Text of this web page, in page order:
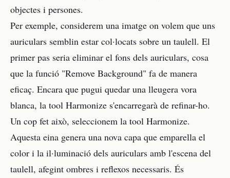
objectes i persones.
Per exemple, considerem una imatge on volem que uns
auriculars semblin estar col·locats sobre un taulell. El
primer pas seria eliminar el fons dels auriculars, cosa
que la funció "Remove Background" fa de manera
eficaç. Encara que pugui quedar una lleugera vora
blanca, la tool Harmonize s'encarregarà de refinar-ho.
Un cop fet això, seleccionem la tool Harmonize.
Aquesta eina genera una nova capa que emparella el
color i la il·luminació dels auriculars amb l'escena del
taulell, afegint ombres i reflexos necessaris. És